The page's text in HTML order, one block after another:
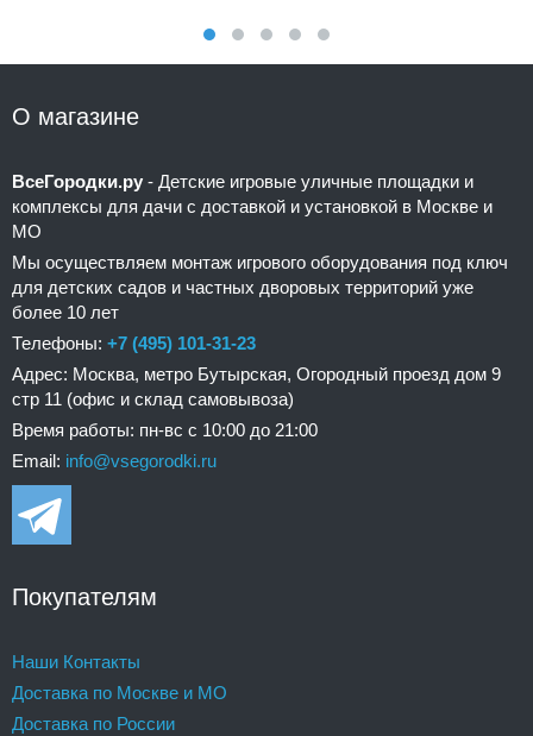
О магазине
ВсеГородки.ру - Детские игровые уличные площадки и
комплексы для дачи с доставкой и установкой в Москве и
МО
Мы осуществляем монтаж игрового оборудования под ключ
для детских садов и частных дворовых территорий уже
более 10 лет
Телефоны: +7 (495) 101-31-23
Адрес: Москва, метро Бутырская, Огородный проезд дом 9
стр 11 (офис и склад самовывоза)
Время работы: пн-вс с 10:00 до 21:00
Email: info@vsegorodki.ru
Покупателям
Наши Контакты
Доставка по Москве и МО
Доставка по России